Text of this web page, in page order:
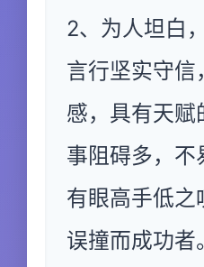
2、为人坦白
言行坚实守信
感，具有天赋
事阻碍多，不
有眼高手低之
误撞而成功者。